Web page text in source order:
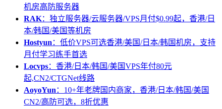
机房高防服务器
RAK：独立服务器/云服务器/VPS月付$0.99起，香港/日
本/韩国/美国等机房
Hostyun ：低价VPS可选香港/美国/日本/韩国机房，支持
月付学习练手首选
Locvps：香港/日本/韩国/美国VPS年付80元
起,CN2/CTGNet线路
AoyoYun ：10+年老牌国内商家，香港/日本/韩国/美国
CN2/高防可选，8折优惠